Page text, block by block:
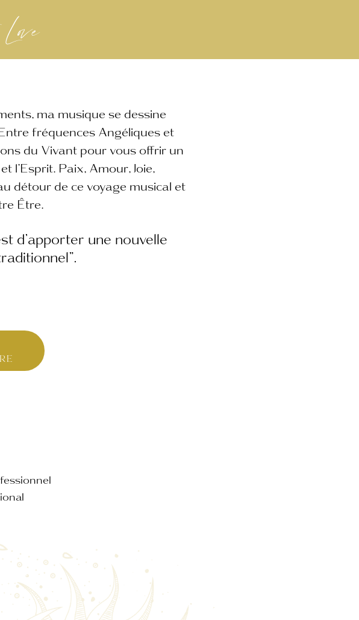
ma musique se dessine
fréquences Angéliques et
du Vivant pour vous offrir un
Paix, Amour, Joie,
de ce voyage musical et
Être.
d’apporter une nouvelle